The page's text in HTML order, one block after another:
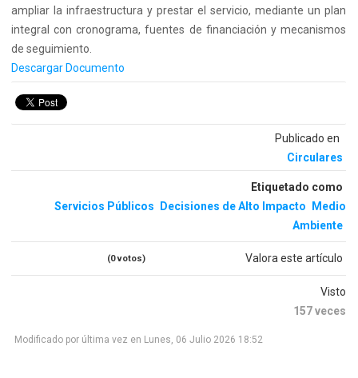
Publicado en
Circulares
Etiquetado como
Servicios Públicos
Decisiones de Alto Impacto
Medio
Ambiente
Valora este artículo
(0 votos)
Visto
157 veces
ampliar la infraestructura y prestar el servicio, mediante un plan
integral con cronograma, fuentes de financiación y mecanismos
de seguimiento.
Descargar Documento
Modificado por última vez en Lunes, 06 Julio 2026 18:52